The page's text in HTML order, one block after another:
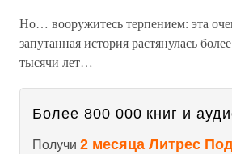
Но… вооружитесь терпением: эта
запутанная история растянулась
тысячи лет…
Более 800 000 книг и
Получи 2 месяца Литрес